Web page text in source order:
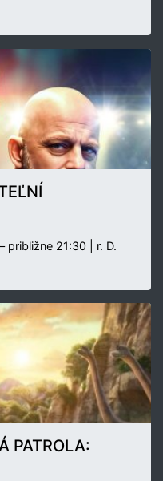
približne 21:30 | r. D.
PATROLA: